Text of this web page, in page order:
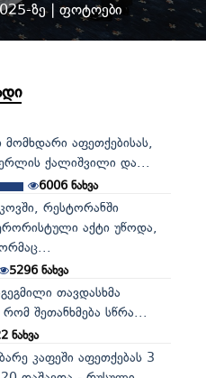
ზე | ფოტოები
აფეთქებისას,
ქალიშვილი და...
6006ნახვა
რესტორანში
აქტი უწოდა,
5296ნახვა
თავდასხმა
შეთანხმება სწრა...
ნახვა
კაფეში აფეთქებას 3